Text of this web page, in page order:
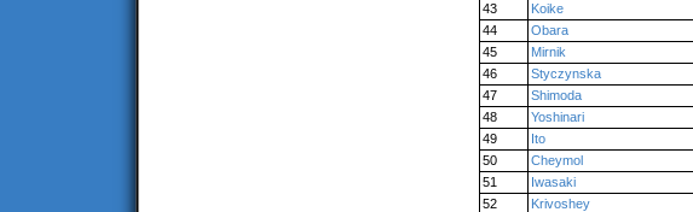
43
Koike
44
Obara
45
Mirnik
46
Styczynska
47
Shimoda
48
Yoshinari
49
Ito
50
Cheymol
51
Iwasaki
52
Krivoshey